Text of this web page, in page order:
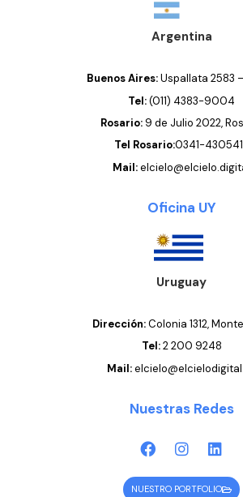
Argentina
Buenos Aires:Uspallata 2583
Tel:(011) 4383-9004
Rosario: 9 de Julio 2022,
Tel Rosario:0341-
Mail:
Oficina UY
Uruguay
Dirección:Colonia 1312,
Tel:2 200 9248
Mail:
Nuestras Redes
NUESTRO PORTFOLIO